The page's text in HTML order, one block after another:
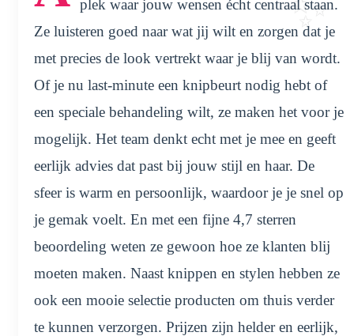
plek waar jouw wensen écht centraal staan.
Ze luisteren goed naar wat jij wilt en zorgen dat je
met precies de look vertrekt waar je blij van wordt.
Of je nu last-minute een knipbeurt nodig hebt of
een speciale behandeling wilt, ze maken het voor je
mogelijk. Het team denkt echt met je mee en geeft
eerlijk advies dat past bij jouw stijl en haar. De
sfeer is warm en persoonlijk, waardoor je je snel op
je gemak voelt. En met een fijne 4,7 sterren
beoordeling weten ze gewoon hoe ze klanten blij
moeten maken. Naast knippen en stylen hebben ze
ook een mooie selectie producten om thuis verder
te kunnen verzorgen. Prijzen zijn helder en eerlijk,